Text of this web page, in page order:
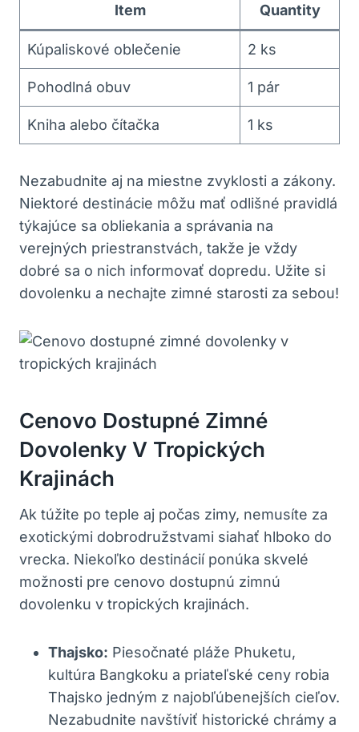
Item Quantity
Kúpaliskové oblečenie 2 ks
Pohodlná obuv 1 pár
Kniha alebo čítačka 1 ks
Nezabudnite aj na miestne zvyklosti a zákony.
Niektoré destinácie môžu mať odlišné pravidlá
týkajúce sa obliekania a správania na
verejných priestranstvách, takže je vždy
dobré sa o nich informovať dopredu. Užite si
dovolenku a nechajte zimné starosti za sebou!
Cenovo Dostupné Zimné
Dovolenky V Tropických
Krajinách
Ak túžite po teple aj počas zimy, nemusíte za
exotickými dobrodružstvami siahať hlboko do
vrecka. Niekoľko destinácií ponúka skvelé
možnosti pre cenovo dostupnú zimnú
dovolenku v tropických krajinách.
Thajsko: Piesočnaté pláže Phuketu,
kultúra Bangkoku a priateľské ceny robia
Thajsko jedným z najobľúbenejších cieľov.
Nezabudnite navštíviť historické chrámy a